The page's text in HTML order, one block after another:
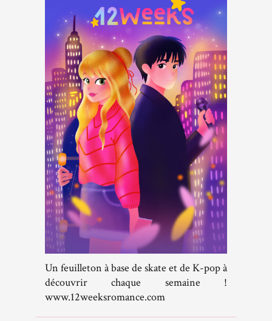
Un feuilleton à base de skate et de K-pop à
découvrir chaque semaine !
www.12weeksromance.com